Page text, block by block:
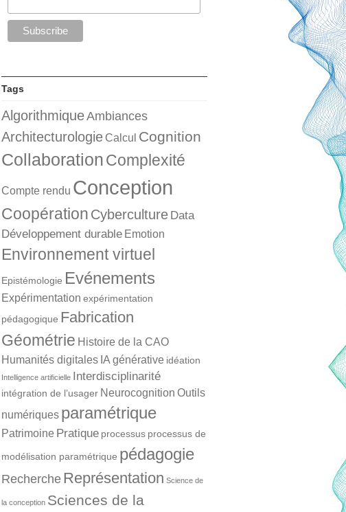
Tags
AlgorithmiqueAmbiances
Architecturologie Calcul Cognition
CollaborationComplexité
Compte rendu Conception
Coopération Cyberculture Data
Développement durable Emotion
Environnement virtuel
Epistémologie Evénements
Expérimentation expérimentation
pédagogique Fabrication
Géométrie Histoire de la CAO
Humanités digitales IA générative idéation
Intelligence artificielle Interdisciplinarité
intégration de l’usager Neurocognition Outils
numériques paramétrique
Patrimoine Pratique processus processus de
modélisation paramétrique pédagogie
RechercheReprésentation Science de
la conception Sciences de la